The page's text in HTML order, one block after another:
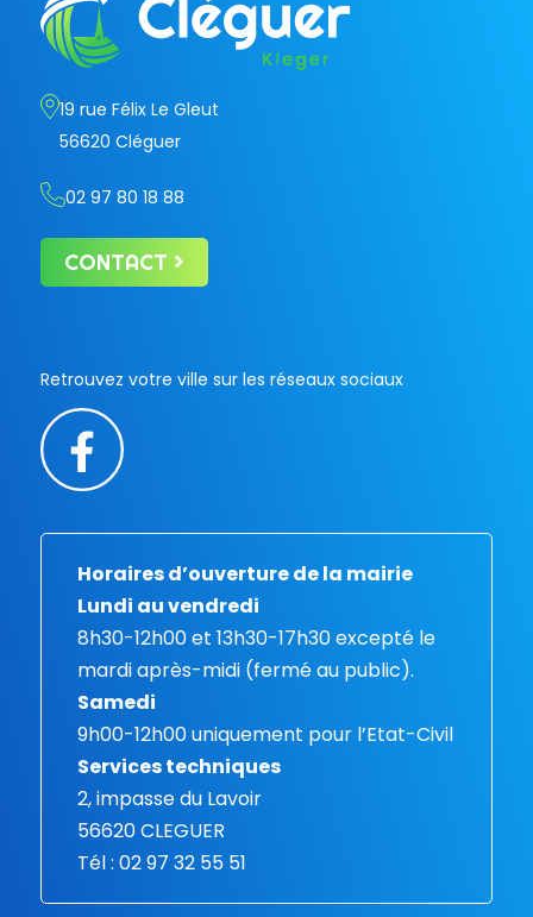
19 rue Félix Le Gleut
56620 Cléguer
02 97 80 18 88
CONTACT
Retrouvez votre ville sur les réseaux sociaux
Horaires d’ouverture de la mairie
Lundi au vendredi
8h30-12h00 et 13h30-17h30 excepté le
mardi après-midi (fermé au public).
Samedi
9h00-12h00 uniquement pour l’Etat-Civil
Services techniques
2, impasse du Lavoir
56620 CLEGUER
Tél : 02 97 32 55 51